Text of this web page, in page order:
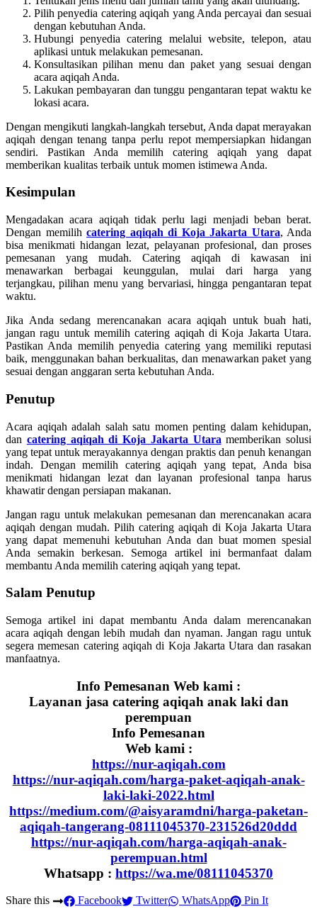
Pilih penyedia catering aqiqah yang Anda percayai dan sesuai
dengan kebutuhan Anda.
Hubungi penyedia catering melalui website, telepon, atau
aplikasi untuk melakukan pemesanan.
Konsultasikan pilihan menu dan paket yang sesuai dengan
acara aqiqah Anda.
Lakukan pembayaran dan tunggu pengantaran tepat waktu ke
lokasi acara.
Dengan mengikuti langkah-langkah tersebut, Anda dapat merayakan
aqiqah dengan tenang tanpa perlu repot mempersiapkan hidangan
sendiri. Pastikan Anda memilih catering aqiqah yang dapat
memberikan kualitas terbaik untuk momen istimewa Anda.
Kesimpulan
Mengadakan acara aqiqah tidak perlu lagi menjadi beban berat.
Dengan memilih catering aqiqah di Koja Jakarta Utara, Anda
bisa menikmati hidangan lezat, pelayanan profesional, dan proses
pemesanan yang mudah. Catering aqiqah di kawasan ini
menawarkan berbagai keunggulan, mulai dari harga yang
terjangkau, pilihan menu yang bervariasi, hingga pengantaran tepat
waktu.
Jika Anda sedang merencanakan acara aqiqah untuk buah hati,
jangan ragu untuk memilih catering aqiqah di Koja Jakarta Utara.
Pastikan Anda memilih penyedia catering yang memiliki reputasi
baik, menggunakan bahan berkualitas, dan menawarkan paket yang
sesuai dengan anggaran serta kebutuhan Anda.
Penutup
Acara aqiqah adalah salah satu momen penting dalam kehidupan,
dan catering aqiqah di Koja Jakarta Utara memberikan solusi
yang tepat untuk merayakannya dengan praktis dan penuh kenangan
indah. Dengan memilih catering aqiqah yang tepat, Anda bisa
menikmati hidangan lezat dan layanan profesional tanpa harus
khawatir dengan persiapan makanan.
Jangan ragu untuk melakukan pemesanan dan merencanakan acara
aqiqah dengan mudah. Pilih catering aqiqah di Koja Jakarta Utara
yang dapat memenuhi kebutuhan Anda dan buat momen spesial
Anda semakin berkesan. Semoga artikel ini bermanfaat dalam
membantu Anda memilih catering aqiqah yang tepat.
Salam Penutup
Semoga artikel ini dapat membantu Anda dalam merencanakan
acara aqiqah dengan lebih mudah dan nyaman. Jangan ragu untuk
segera memesan catering aqiqah di Koja Jakarta Utara dan rasakan
manfaatnya.
Info Pemesanan Web kami :
Layanan jasa catering aqiqah anak laki dan
perempuan
Info Pemesanan
Web kami :
https://nur-aqiqah.com
https://nur-aqiqah.com/harga-paket-aqiqah-anak-
laki-laki-2022.html
https://medium.com/@aisyaramdni/harga-paketan-
aqiqah-tangerang-08111045370-231526d20ddd
https://nur-aqiqah.com/harga-aqiqah-anak-
perempuan.html
Whatsapp : https://wa.me/08111045370
Share this Facebook Twitter WhatsApp Pin It